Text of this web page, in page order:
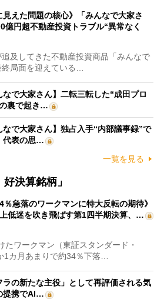
見えた問題の核心》「みんなで大家さ
億円超不動産投資トラブル“異常なく
及してきた不動産投資商品「みんなで
局面を迎えている…
なで大家さん】二転三転した“成田プロ
裏で起き…
なで大家さん】独占入手“内部議事録”で
代表の思…
一覧を見る
決算銘柄」
％急落のワークマンに特大反転の期待》
低迷を吹き飛ばす第1四半期決算、…
ワークマン（東証スタンダード・
カ月あまりで約34％下落…
の新たな主役」として再評価される気
提携でAI…